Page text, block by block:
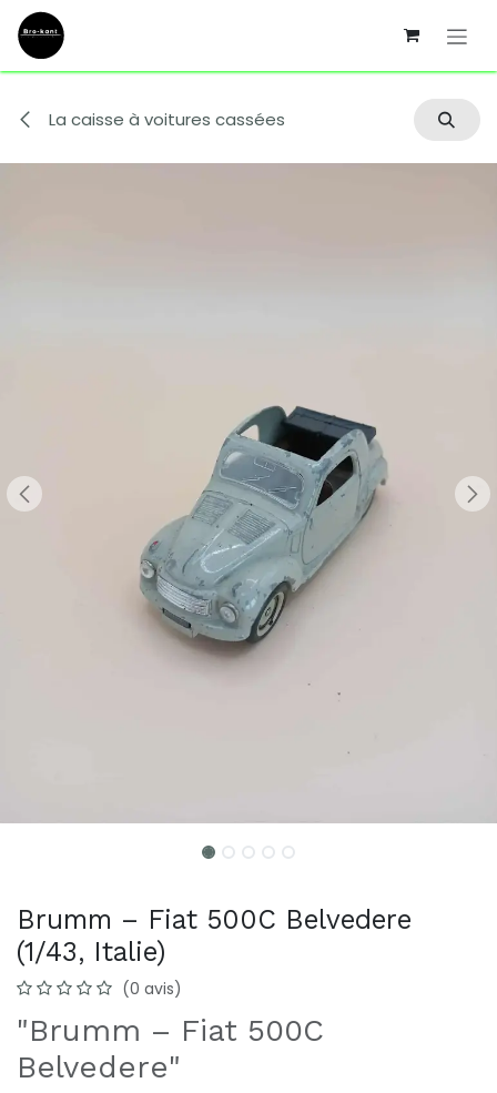
Se rendre au contenu
La caisse à voitures cassées
Brumm – Fiat 500C Belvedere
(1/43, Italie)
(0 avis)
"Brumm – Fiat 500C
Belvedere"